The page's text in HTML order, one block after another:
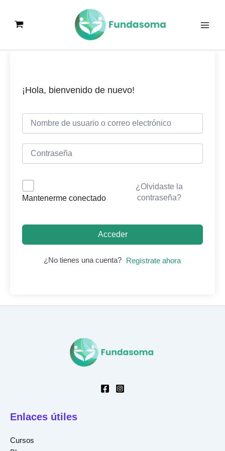
contenido
¡Hola, bienvenido de nuevo!
Mantenerme conectado
¿Olvidaste la
contraseña?
Acceder
¿No tienes una cuenta? Regístrate ahora
Enlaces útiles
Cursos